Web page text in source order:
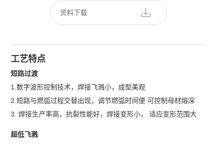
资料下载
工艺特点
短路过渡
1.数字波形控制技术，焊接飞溅小，成型美观
2.短路与燃弧过程交替出现，调节燃弧时间便 可控制母材熔深
3. 焊接生产率高，抗裂性能好，焊接变形小， 适应变形范围大
超低⻜溅